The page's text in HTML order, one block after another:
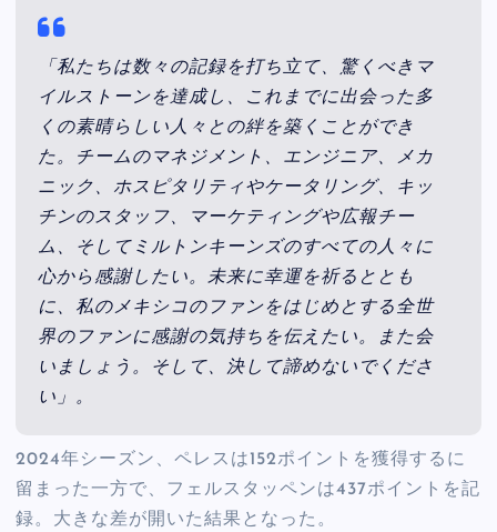
「私たちは数々の記録を打ち立て、驚くべきマ
イルストーンを達成し、これまでに出会った多
くの素晴らしい人々との絆を築くことができ
た。チームのマネジメント、エンジニア、メカ
ニック、ホスピタリティやケータリング、キッ
チンのスタッフ、マーケティングや広報チー
ム、そしてミルトンキーンズのすべての人々に
心から感謝したい。未来に幸運を祈るととも
に、私のメキシコのファンをはじめとする全世
界のファンに感謝の気持ちを伝えたい。また会
いましょう。そして、決して諦めないでくださ
い」。
2024年シーズン、ペレスは152ポイントを獲得するに
留まった一方で、フェルスタッペンは437ポイントを記
録。大きな差が開いた結果となった。